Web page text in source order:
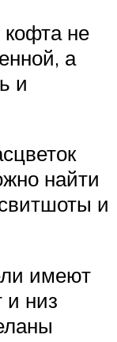
кофта не
а
и
найти
и
имеют
и низ